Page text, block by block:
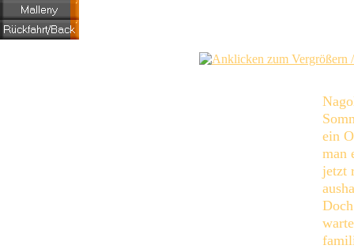
ein
man
jetzt